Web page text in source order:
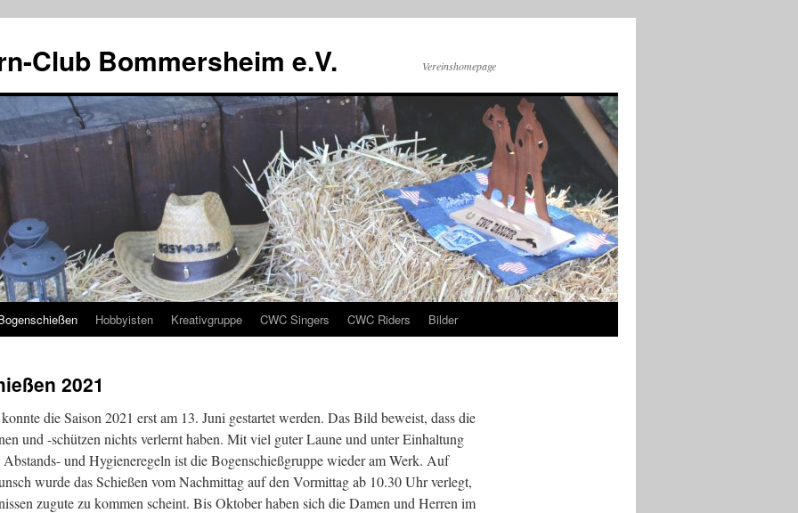
Club Bommersheim e.V. Vereinshomepage
Hobbyisten Kreativgruppe CWC Singers CWC Riders Bilder
2021
die Saison 2021 erst am 13. Juni gestartet werden. Das Bild beweist, dass die
und -schützen nichts verlernt haben. Mit viel guter Laune und unter Einhaltung
Abstands- und Hygieneregeln ist die Bogenschießgruppe wieder am Werk. Auf
wurde das Schießen vom Nachmittag auf den Vormittag ab 10.30 Uhr verlegt,
zugute zu kommen scheint. Bis Oktober haben sich die Damen und Herren im